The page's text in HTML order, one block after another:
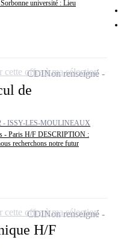
université : Lieu
de
- ISSY-LES-MOULINEAUX
- Paris H/F DESCRIPTION :
recherchons notre futur
CDINon renseigné
cette offre à ma sélection
H/F
CDINon renseigné
cette offre à ma sélection